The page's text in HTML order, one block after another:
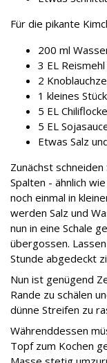
Für die pikante
200 ml
3 EL
2
1 kleines
5 EL
5 EL
Etwas Salz
Zunächst schneiden
Spalten - ähnlich
noch einmal in
werden Salz und
nun in eine Schale
übergossen.
Stunde abgedeckt
Nun ist genügend
Rande zu schälen
dünne Streifen zu
Währenddessen
Topf zum Kochen